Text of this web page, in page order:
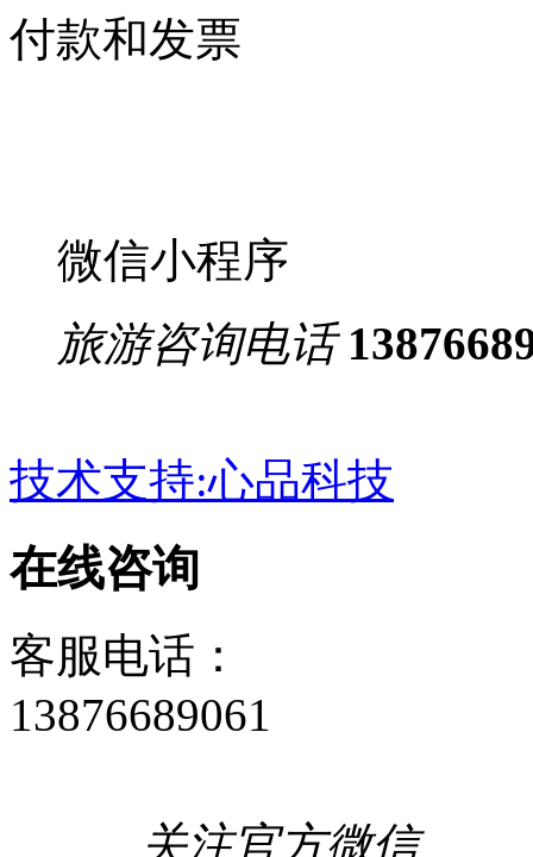
付款和发票
微信小程序
旅游咨询电话
技术支持:心品科技
在线咨询
客服电话：
13876689061
关注官方微信